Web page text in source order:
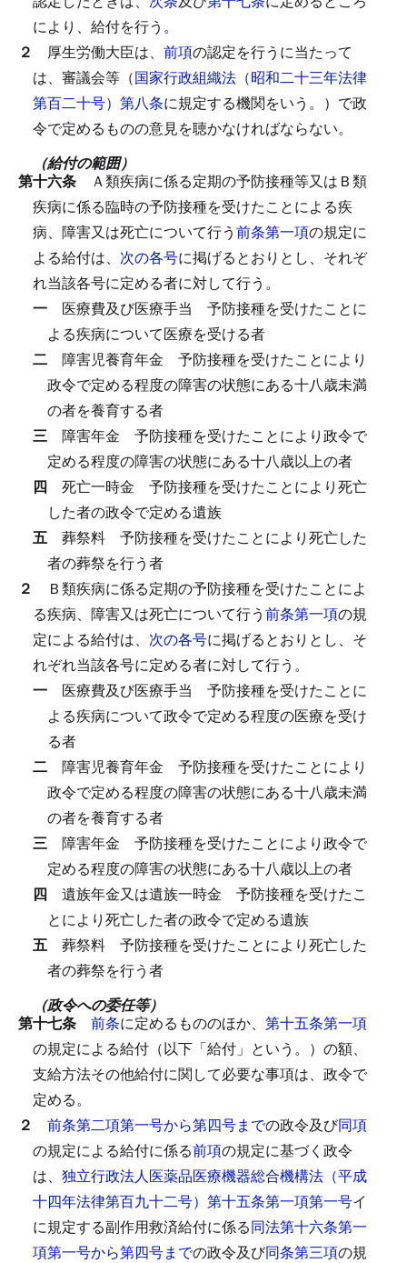
により、給付を行う。
２ 厚生労働大臣は、 前項の認定を行うに当たって
は、審議会等（国家行政組織法（昭和二十三年法律
第百二十号）第八条に規定する機関をいう。）で政
令で定めるものの意見を聴かなければならない。
（給付の範囲）
第十六条
Ａ類疾病に係る定期の予防接種等又はＢ類
疾病に係る臨時の予防接種を受けたことによる疾
病、障害又は死亡について行う前条第一項の規定に
よる給付は、 次の各号に掲げるとおりとし、それぞ
れ当該各号に定める者に対して行う。
一 医療費及び医療手当
予防接種を受けたことに
よる疾病について医療を受ける者
二 障害児養育年金
予防接種を受けたことにより
政令で定める程度の障害の状態にある十八歳未満
の者を養育する者
三 障害年金
予防接種を受けたことにより政令で
定める程度の障害の状態にある十八歳以上の者
四 死亡一時金
予防接種を受けたことにより死亡
した者の政令で定める遺族
五 葬祭料
予防接種を受けたことにより死亡した
者の葬祭を行う者
２
Ｂ類疾病に係る定期の予防接種を受けたことによ
る疾病、障害又は死亡について行う前条第一項の規
定による給付は、 次の各号に掲げるとおりとし、そ
れぞれ当該各号に定める者に対して行う。
一 医療費及び医療手当
予防接種を受けたことに
よる疾病について政令で定める程度の医療を受け
る者
二 障害児養育年金
予防接種を受けたことにより
政令で定める程度の障害の状態にある十八歳未満
の者を養育する者
三 障害年金
予防接種を受けたことにより政令で
定める程度の障害の状態にある十八歳以上の者
四 遺族年金又は遺族一時金
予防接種を受けたこ
とにより死亡した者の政令で定める遺族
五 葬祭料
予防接種を受けたことにより死亡した
者の葬祭を行う者
（政令への委任等）
第十七条 前条に定めるもののほか、 第十五条第一項
の規定による給付（以下「給付」という。）の額、
支給方法その他給付に関して必要な事項は、政令で
定める。
２ 前条第二項第一号から第四号までの政令及び同項
の規定による給付に係る前項の規定に基づく政令
は、 独立行政法人医薬品医療機器総合機構法（平成
十四年法律第百九十二号）第十五条第一項第一号イ
に規定する副作用救済給付に係る同法第十六条第一
項第一号から第四号までの政令及び同条第三項の規